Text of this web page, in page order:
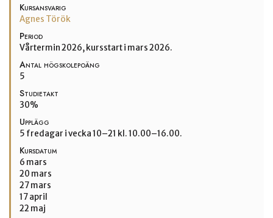
Kursansvarig
Agnes Török
Period
Vårtermin 2026, kursstart i mars 2026.
Antal högskolepoäng
5
Studietakt
30%
Upplägg
5 fredagar i vecka 10–21 kl. 10.00–16.00.
Kursdatum
6 mars
20 mars
27 mars
17 april
22 maj